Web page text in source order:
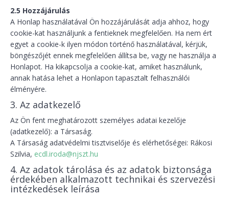
2.5 Hozzájárulás
A Honlap használatával Ön hozzájárulását adja ahhoz, hogy
cookie-kat használjunk a fentieknek megfelelően. Ha nem ért
egyet a cookie-k ilyen módon történő használatával, kérjük,
böngészőjét ennek megfelelően állítsa be, vagy ne használja a
Honlapot. Ha kikapcsolja a cookie-kat, amiket használunk,
annak hatása lehet a Honlapon tapasztalt felhasználói
élményére.
3. Az adatkezelő
Az Ön fent meghatározott személyes adatai kezelője
(adatkezelő): a Társaság.
A Társaság adatvédelmi tisztviselője és elérhetőségei: Rákosi
Szilvia, ecdl.iroda@njszt.hu
4. Az adatok tárolása és az adatok biztonsága
érdekében alkalmazott technikai és szervezési
intézkedések leírása